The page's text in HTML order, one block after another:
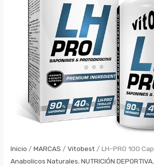
Inicio /MARCAS /Vitobest / LH-PRO 100
Anabolicos Naturales,NUTRICIÓN DEPORTIVA
cantidad